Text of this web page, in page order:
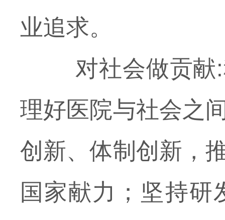
业追求。
对社会做贡献:
理好医院与社会之
创新、体制创新，
国家献力；坚持研